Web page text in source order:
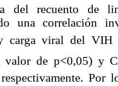
del recuento de
una correlación
carga viral del VIH
valor de p<0,05) y
Por